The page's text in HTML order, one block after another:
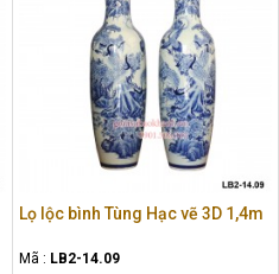
Lọ lộc bình Tùng Hạc vẽ 3D 1,4m
Mã : LB2-14.09